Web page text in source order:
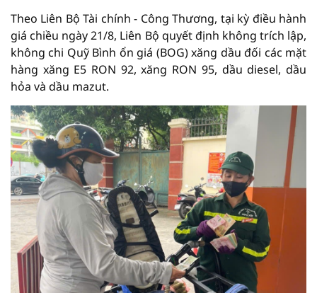
Theo Liên Bộ Tài chính - Công Thương, tại kỳ điều hành
giá chiều ngày 21/8, Liên Bộ quyết định không trích lập,
không chi Quỹ Bình ổn giá (BOG) xăng dầu đối các mặt
hàng xăng E5 RON 92, xăng RON 95, dầu diesel, dầu
hỏa và dầu mazut.